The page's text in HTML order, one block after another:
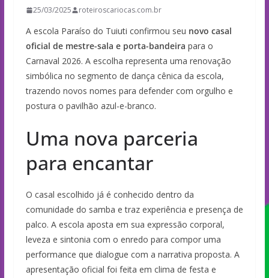
25/03/2025 roteiroscariocas.com.br
A escola Paraíso do Tuiuti confirmou seu novo casal
oficial de mestre-sala e porta-bandeira para o
Carnaval 2026. A escolha representa uma renovação
simbólica no segmento de dança cênica da escola,
trazendo novos nomes para defender com orgulho e
postura o pavilhão azul-e-branco.
Uma nova parceria
para encantar
O casal escolhido já é conhecido dentro da
comunidade do samba e traz experiência e presença de
palco. A escola aposta em sua expressão corporal,
leveza e sintonia com o enredo para compor uma
performance que dialogue com a narrativa proposta. A
apresentação oficial foi feita em clima de festa e